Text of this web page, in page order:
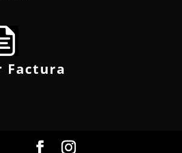
Factura